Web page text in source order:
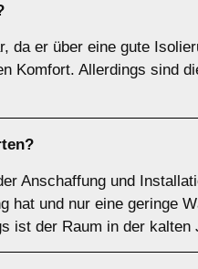
da er über eine gute
Komfort. Allerdings sind
?
Anschaffung und
hat und nur eine geringe
ist der Raum in der